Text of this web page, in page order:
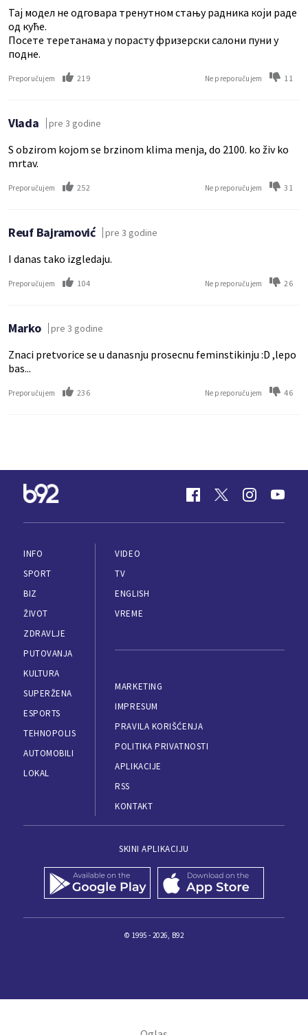
Тај модел не одговара тренутном стању радника који раде
од куће.
Посете теретанама у порасту фризерски салони пуни у
подне.
Preporučujem 219 Ne preporučujem 11
Vlada pre 3 godine
S obzirom kojom se brzinom klima menja, do 2100. ko živ ko
mrtav.
Preporučujem 252 Ne preporučujem 31
Reuf Bajramović pre 3 godine
I danas tako izgledaju.
Preporučujem 104 Ne preporučujem 26
Marko pre 3 godine
Znaci pretvorice se u danasnju prosecnu feminstikinju :D ,lepo
bas...
Preporučujem 236 Ne preporučujem 46
INFO
SPORT
BIZ
ŽIVOT
ZDRAVLJE
PUTOVANJA
KULTURA
SUPERŽENA
ESPORTS
TEHNOPOLIS
AUTOMOBILI
LOKAL
VIDEO
TV
ENGLISH
VREME
MARKETING
IMPRESUM
PRAVILA KORIŠĆENJA
POLITIKA PRIVATNOSTI
APLIKACIJE
RSS
KONTAKT
SKINI APLIKACIJU
© 1995 - 2026, B92